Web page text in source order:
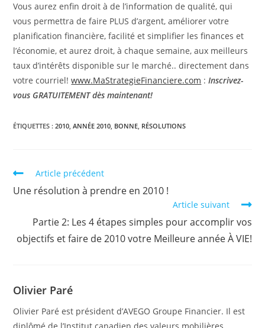
Vous aurez enfin droit à de l’information de qualité, qui
vous permettra de faire PLUS d’argent, améliorer votre
planification financière, facilité et simplifier les finances et
l’économie, et aurez droit, à chaque semaine, aux meilleurs
taux d’intérêts disponible sur le marché.. directement dans
votre courriel!www.MaStrategieFinanciere.com :Inscrivez-
vous GRATUITEMENT dès maintenant!
ÉTIQUETTES :2010, ANNÉE 2010, BONNE, RÉSOLUTIONS
Read
articles
Article précédent
Une résolution à prendre en 2010 !
Article suivant
Partie 2: Les 4 étapes simples pour accomplir vos
objectifs et faire de 2010 votre Meilleure année À VIE!
Olivier Paré
Olivier Paré est président d’AVEGO Groupe Financier. Il est